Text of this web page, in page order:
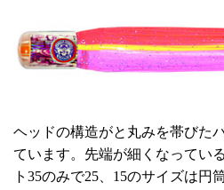
ヘッドの構造がと丸みを帯びた
ています。先端が細くなってい
ト35のみで25、15のサイズは円